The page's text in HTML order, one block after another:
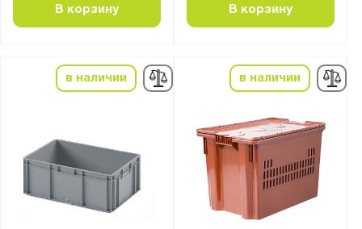
В корзину В корзину
в наличии в наличии